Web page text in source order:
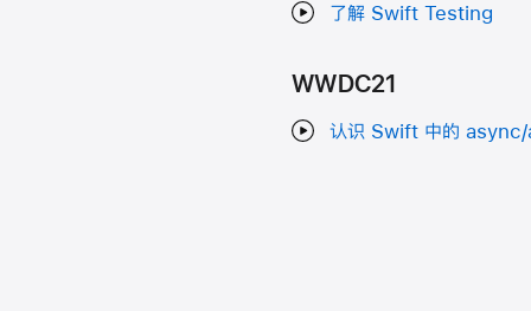
了解 Swift Testing
WWDC21
认识 Swift 中的